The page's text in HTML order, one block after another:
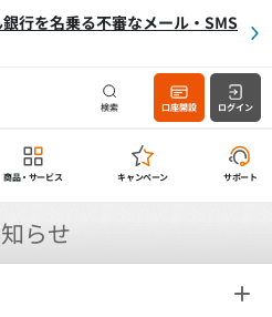
行を名乗る不審なメール・SMS
検索 口座開設 ログイン
商品・サービス キャンペーン サポート
らせ